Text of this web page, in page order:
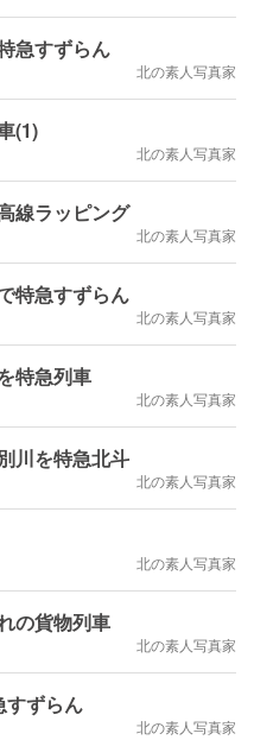
急すずらん
北の素人写真家
(1)
北の素人写真家
線ラッピング
北の素人写真家
特急すずらん
北の素人写真家
特急列車
北の素人写真家
川を特急北斗
北の素人写真家
北の素人写真家
の貨物列車
北の素人写真家
すずらん
北の素人写真家